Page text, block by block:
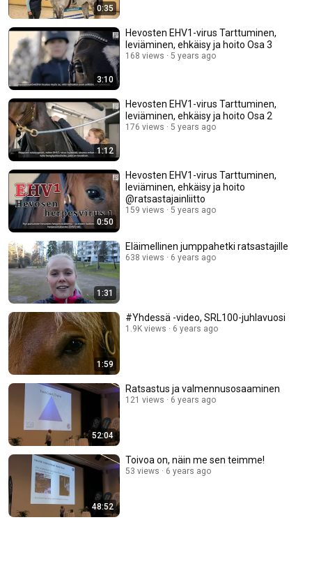
0:35
3:10
Hevosten EHV1-virus Tarttuminen,
leviäminen, ehkäisy ja hoito Osa 3
168 views 5 years ago
1:12
Hevosten EHV1-virus Tarttuminen,
leviäminen, ehkäisy ja hoito Osa 2
176 views 5 years ago
0:50
Hevosten EHV1-virus Tarttuminen,
leviäminen, ehkäisy ja hoito
@ratsastajainliitto
159 views 5 years ago
1:31
Eläimellinen jumppahetki ratsastajille
638 views 6 years ago
1:59
#Yhdessä -video, SRL100-juhlavuosi
1.9K views 6 years ago
52:04
Ratsastus ja valmennusosaaminen
121 views 6 years ago
48:52
Toivoa on, näin me sen teimme!
53 views 6 years ago